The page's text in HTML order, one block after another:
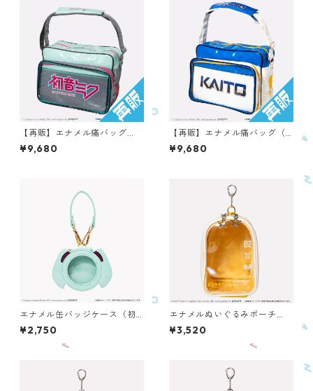
【再販】エナメル痛バッグ
（初音ミク） OEBC-PC-HM
¥9,680
【再販】エナメル痛バッグ（K
AITO） OEBC-PC-KA
¥9,680
エナメル缶バッジケース（初
音ミク） OECC-PC-HM
¥2,750
エナメルぬいぐるみポーチ
（鏡音リン） OENPC-PC-K
R
¥3,520